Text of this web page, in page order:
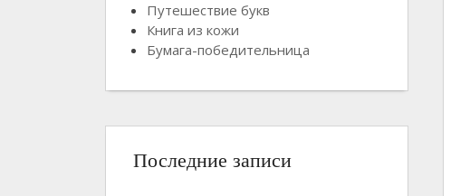
Путешествие букв
Книга из кожи
Бумага-победительница
Последние записи